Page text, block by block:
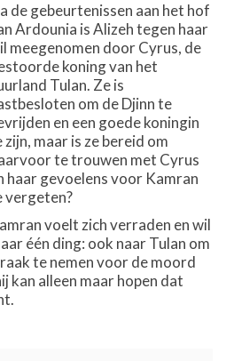
de gebeurtenissen aan het hof
Ardounia is Alizeh tegen haar
meegenomen door Cyrus, de
koning van het
Tulan. Ze is
om de Djinn te
en een goede koningin
zijn, maar is ze bereid om
te trouwen met Cyrus
haar gevoelens voor Kamran
vergeten?
voelt zich verraden en wil
één ding: ook naar Tulan om
te nemen voor de moord
kan alleen maar hopen dat